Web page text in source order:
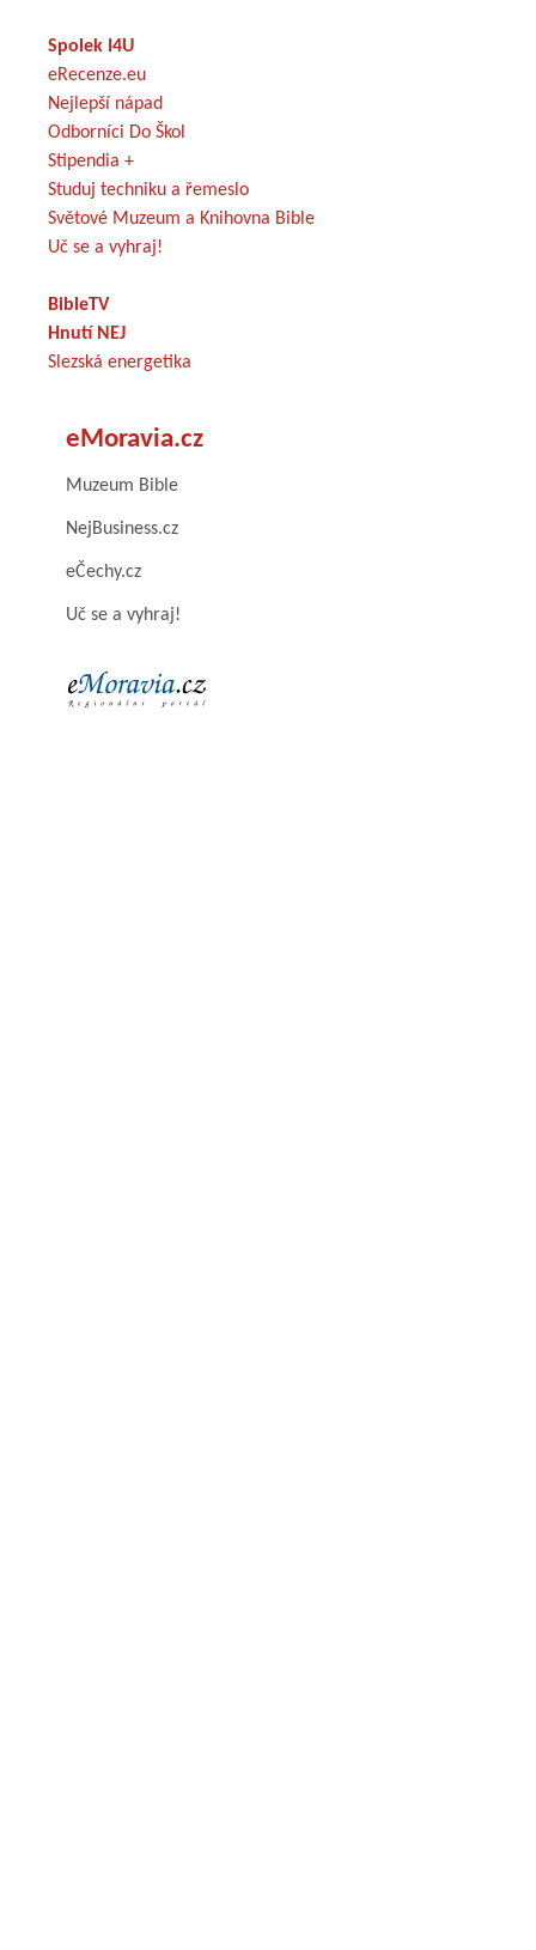
Spolek I4U
eRecenze.eu
Nejlepší nápad
Odborníci Do Škol
Stipendia +
Studuj techniku a řemeslo
Světové Muzeum a Knihovna Bible
Uč se a vyhraj!
BibleTV
Hnutí NEJ
Slezská energetika
eMoravia.cz
Muzeum Bible
NejBusiness.cz
eČechy.cz
Uč se a vyhraj!